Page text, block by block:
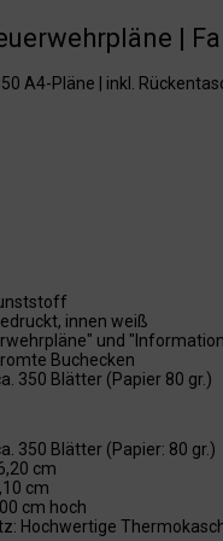
|
A4-Pläne | inkl.
innen weiß
und
Buchecken
350 Blätter (Papier 80 gr.)
350 Blätter (Papier: 80 gr.)
cm
cm
cm hoch
Hochwertige